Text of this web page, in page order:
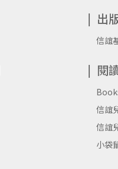
出
信誼
閱
信誼
信誼
小袋